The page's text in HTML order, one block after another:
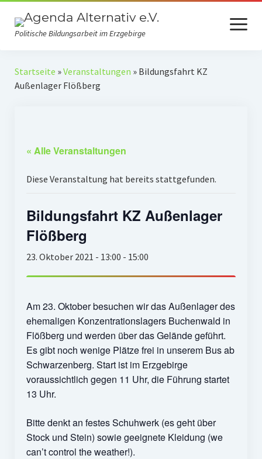
Politische Bildungsarbeit im Erzgebirge
Menü
öffnen
Verein
Mach mit!
Kooperationspartner
Gedenkorte im Erzgebirge
Bildungsfahrten
Stains in the Sun
Stolpersteine
Startseite »Veranstaltungen » Bildungsfahrt KZ
Außenlager Flößberg
« Alle Veranstaltungen
Diese Veranstaltung hat bereits stattgefunden.
Bildungsfahrt KZ Außenlager
Flößberg
23. Oktober 2021 - 13:00 - 15:00
Am 23. Oktober besuchen wir das Außenlager des
ehemaligen Konzentrationslagers Buchenwald in
Flößberg und werden über das Gelände geführt.
Es gibt noch wenige Plätze frei in unserem Bus ab
Schwarzenberg. Start ist im Erzgebirge
voraussichtlich gegen 11 Uhr, die Führung startet
13 Uhr.
Bitte denkt an festes Schuhwerk (es geht über
Stock und Stein) sowie geeignete Kleidung (we
can’t control the weather!).